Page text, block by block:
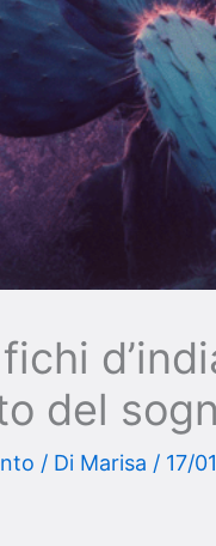
del
/ Di Marisa / 17/